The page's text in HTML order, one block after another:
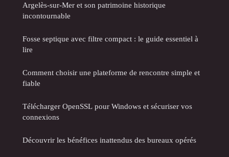
Argelès-sur-Mer et son patrimoine historique
incontournable
Fosse septique avec filtre compact : le guide essentiel à
lire
Comment choisir une plateforme de rencontre simple et
fiable
Télécharger OpenSSL pour Windows et sécuriser vos
connexions
Découvrir les bénéfices inattendus des bureaux opérés